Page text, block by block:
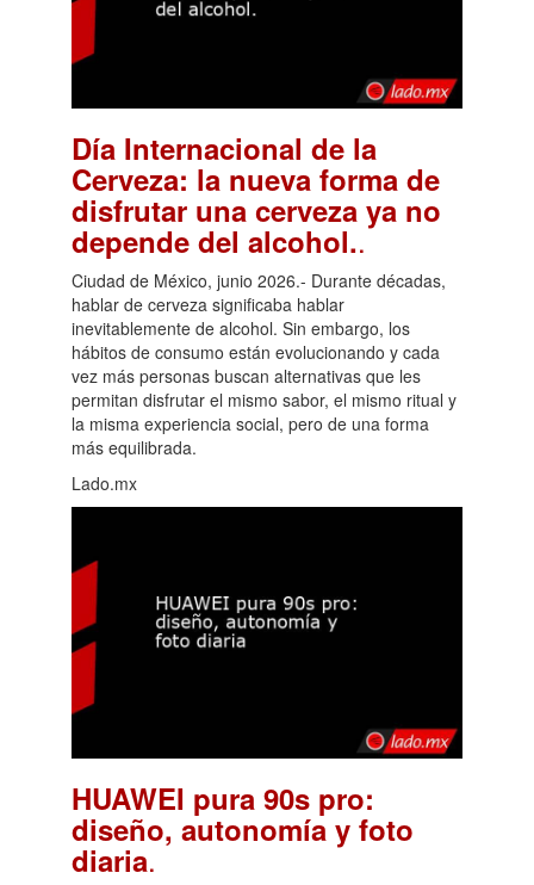
Día Internacional de la
Cerveza: la nueva forma de
disfrutar una cerveza ya no
depende del alcohol..
Ciudad de México, junio 2026.- Durante décadas,
hablar de cerveza significaba hablar
inevitablemente de alcohol. Sin embargo, los
hábitos de consumo están evolucionando y cada
vez más personas buscan alternativas que les
permitan disfrutar el mismo sabor, el mismo ritual y
la misma experiencia social, pero de una forma
más equilibrada.
Lado.mx
HUAWEI pura 90s pro:
diseño, autonomía y foto
diaria.